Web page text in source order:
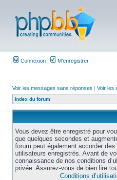
Connexion M’enregistrer
Voir les messages sans réponses | Voir les
Index du forum
Vous devez être enregistré pour
que quelques secondes et
forum peut également accorder
utilisateurs enregistrés. Avant de
connaissance de nos conditions
privée. Assurez-vous de bien lire
Conditions